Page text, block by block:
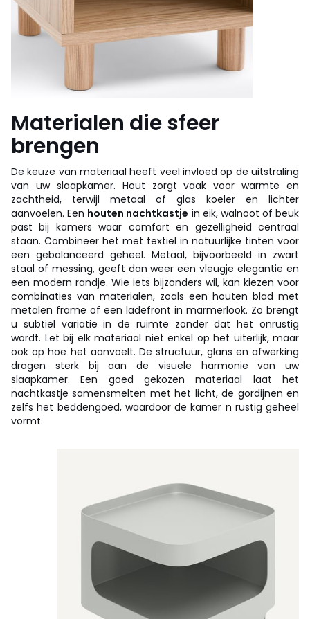
Materialen die sfeer
brengen
De keuze van materiaal heeft veel invloed op de uitstraling
van uw slaapkamer. Hout zorgt vaak voor warmte en
zachtheid, terwijl metaal of glas koeler en lichter
aanvoelen. Een houten nachtkastje in eik, walnoot of beuk
past bij kamers waar comfort en gezelligheid centraal
staan. Combineer het met textiel in natuurlijke tinten voor
een gebalanceerd geheel. Metaal, bijvoorbeeld in zwart
staal of messing, geeft dan weer een vleugje elegantie en
een modern randje. Wie iets bijzonders wil, kan kiezen voor
combinaties van materialen, zoals een houten blad met
metalen frame of een ladefront in marmerlook. Zo brengt
u subtiel variatie in de ruimte zonder dat het onrustig
wordt. Let bij elk materiaal niet enkel op het uiterlijk, maar
ook op hoe het aanvoelt. De structuur, glans en afwerking
dragen sterk bij aan de visuele harmonie van uw
slaapkamer. Een goed gekozen materiaal laat het
nachtkastje samensmelten met het licht, de gordijnen en
zelfs het beddengoed, waardoor de kamer n rustig geheel
vormt.